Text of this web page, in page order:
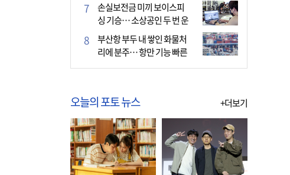
손실보전금 미끼 보이스피
싱 기승… 소상공인 두 번 운
다
부산항 부두 내 쌓인 화물처
리에 분주… 항만 기능 빠른
회복세
오늘의 포토 뉴스 +더보기